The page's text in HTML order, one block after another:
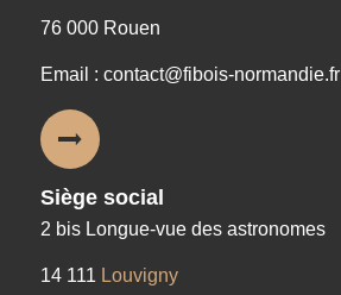
76 000 Rouen
Email : contact@fibois-normandie.fr
Siège social
2 bis Longue-vue des astronomes
14 111 Louvigny